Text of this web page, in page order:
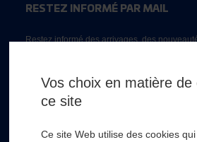
RESTEZ INFORMÉ PAR MAIL
Restez informé des arrivages, des
Vos choix en matière de
ce site
Ce site Web utilise des cookies